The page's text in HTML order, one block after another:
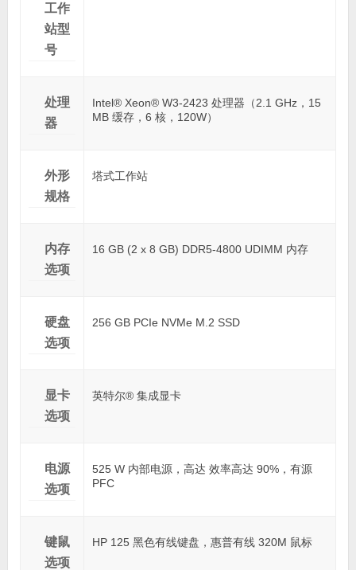
工作
站型
号
处理
器
Intel® Xeon® W3-2423 处理器（2.1 GHz，15
MB 缓存，6 核，120W​​）
外形
规格
塔式工作站
内存
选项
16 GB (2 x 8 GB) DDR5-4800 UDIMM 内存
硬盘
选项
256 GB PCIe NVMe M.2 SSD
显卡
选项
英特尔® 集成显卡
电源
选项
525 W 内部电源，高达 效率高达 90%，有源
PFC
键鼠
选项
HP 125 黑色有线键盘，惠普有线 320M 鼠标